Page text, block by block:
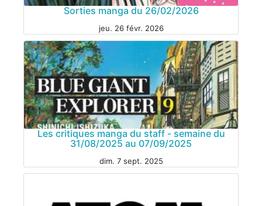
Sorties manga du 26/02/2026
jeu. 26 févr. 2026
Les critiques manga du staff - semaine du
31/08/2025 au 07/09/2025
dim. 7 sept. 2025